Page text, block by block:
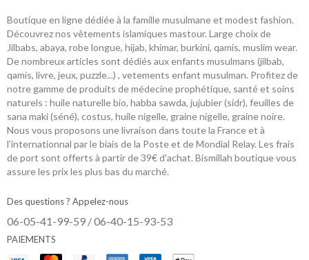
Boutique en ligne dédiée à la famille musulmane et modest fashion.
Découvrez nos vêtements islamiques mastour. Large choix de
Jilbabs, abaya, robe longue, hijab, khimar, burkini, qamis, muslim wear.
De nombreux articles sont dédiés aux enfants musulmans (jilbab,
qamis, livre, jeux, puzzle...) , vetements enfant musulman. Profitez de
notre gamme de produits de médecine prophétique, santé et soins
naturels : huile naturelle bio, habba sawda, jujubier (sidr), feuilles de
sana maki (séné), costus, huile nigelle, graine nigelle, graine noire.
Nous vous proposons une livraison dans toute la France et à
l'internationnal par le biais de la Poste et de Mondial Relay. Les frais
de port sont offerts à partir de 39€ d'achat. Bismillah boutique vous
assure les prix les plus bas du marché.
Des questions ? Appelez-nous
06-05-41-99-59 / 06-40-15-93-53
PAIEMENTS